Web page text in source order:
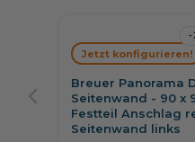
-
Breuer Panorama
Seitenwand - 90 x
Festteil Anschlag
Seitenwand links
Jetzt konfigurieren!